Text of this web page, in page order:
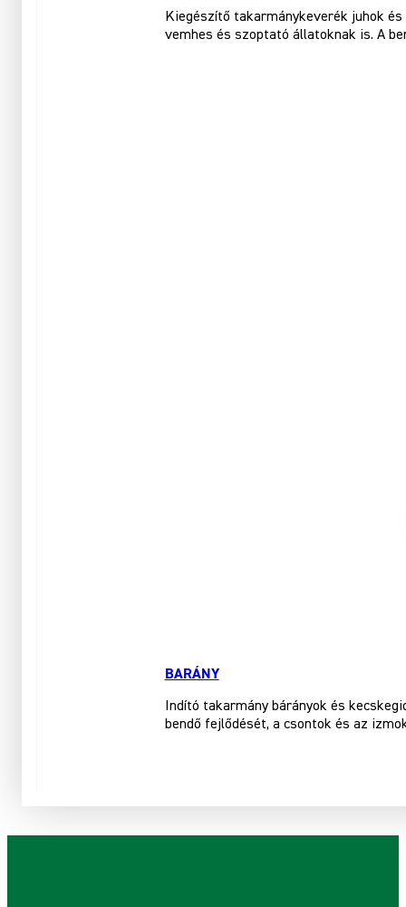
Kiegészítő takarmánykeverék juhok
vemhes és szoptató állatoknak is. A
BARÁNY
Indító takarmány bárányok és
bendő fejlődését, a csontok és az